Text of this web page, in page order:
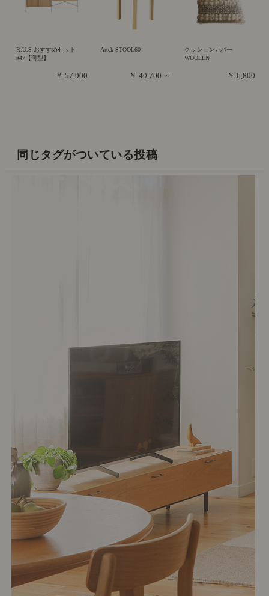
R.U.S おすすめセット
#47【薄型】
￥ 57,900
Artek STOOL60
￥ 40,700 ～
クッションカバー
WOOLEN
￥ 6,800
同じタグがついている投稿